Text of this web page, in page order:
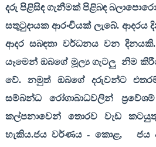
දරු පිළිසිඳ ගැනීමක් පිළිබඳ
සතුටුදායක ආරංචියක් ලැබේ. ආදරය
ආදර සබඳතා වර්ධනය වන
යෑමෙන් ඔබගේ මූල්‍ය ගැටලු නිම
වේ. නමුත් ඔබගේ දරුවන්ට
සම්බන්ධ රෝගාබාධවලින්
කල්පනාවෙන් තොරව වැඩ
හැකිය.ජය වර්ණය - කොළ, ජය